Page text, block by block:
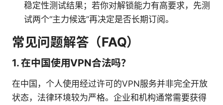
稳定性测试结果；若你对解锁能力有高要求，先测
试两个“主力候选”再决定是否长期订阅。
常见问题解答（FAQ）
1. 在中国使用VPN合法吗？
在中国，个人使用经过许可的VPN服务并非完全开放
状态，法律环境较为严格。企业和机构通常需要获得